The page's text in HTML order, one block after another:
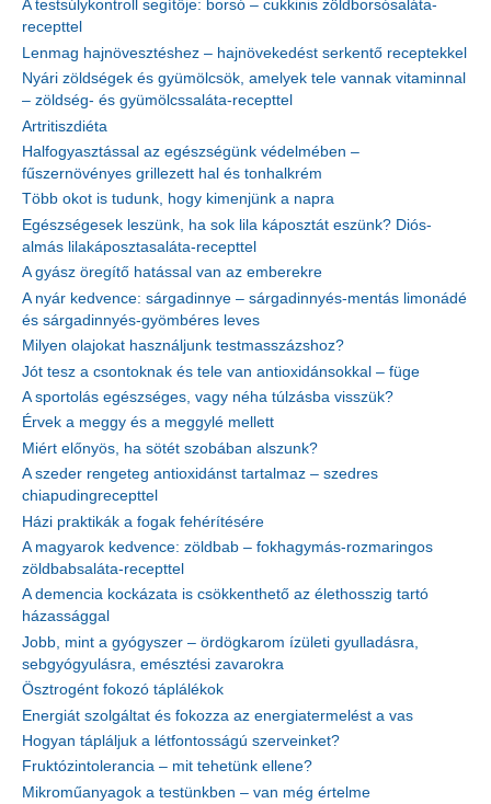
A testsúlykontroll segítője: borsó – cukkinis zöldborsósaláta-
recepttel
Lenmag hajnövesztéshez – hajnövekedést serkentő receptekkel
Nyári zöldségek és gyümölcsök, amelyek tele vannak vitaminnal
– zöldség- és gyümölcssaláta-recepttel
Artritiszdiéta
Halfogyasztással az egészségünk védelmében –
fűszernövényes grillezett hal és tonhalkrém
Több okot is tudunk, hogy kimenjünk a napra
Egészségesek leszünk, ha sok lila káposztát eszünk? Diós-
almás lilakáposztasaláta-recepttel
A gyász öregítő hatással van az emberekre
A nyár kedvence: sárgadinnye – sárgadinnyés-mentás limonádé
és sárgadinnyés-gyömbéres leves
Milyen olajokat használjunk testmasszázshoz?
Jót tesz a csontoknak és tele van antioxidánsokkal – füge
A sportolás egészséges, vagy néha túlzásba visszük?
Érvek a meggy és a meggylé mellett
Miért előnyös, ha sötét szobában alszunk?
A szeder rengeteg antioxidánst tartalmaz – szedres
chiapudingrecepttel
Házi praktikák a fogak fehérítésére
A magyarok kedvence: zöldbab – fokhagymás-rozmaringos
zöldbabsaláta-recepttel
A demencia kockázata is csökkenthető az élethosszig tartó
házassággal
Jobb, mint a gyógyszer – ördögkarom ízületi gyulladásra,
sebgyógyulásra, emésztési zavarokra
Ösztrogént fokozó táplálékok
Energiát szolgáltat és fokozza az energiatermelést a vas
Hogyan tápláljuk a létfontosságú szerveinket?
Fruktózintolerancia – mit tehetünk ellene?
Mikroműanyagok a testünkben – van még értelme